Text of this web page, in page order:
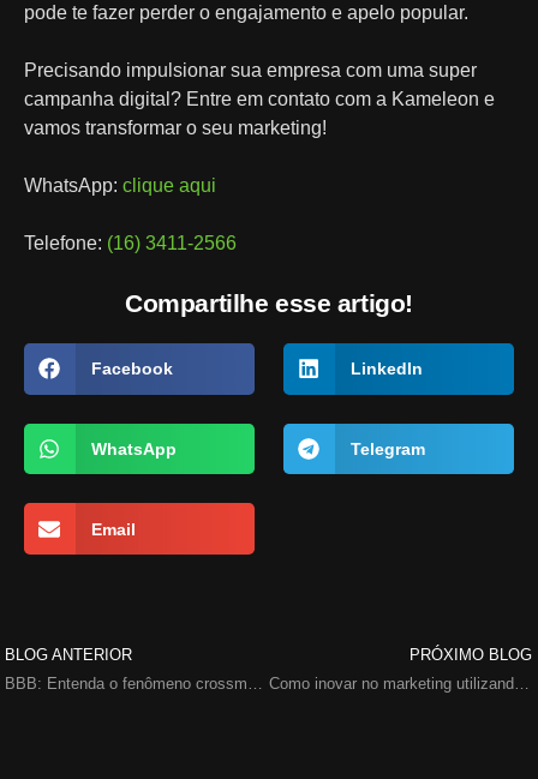
pode te fazer perder o engajamento e apelo popular.
Precisando impulsionar sua empresa com uma super
campanha digital? Entre em contato com a Kameleon e
vamos transformar o seu marketing!
WhatsApp: clique aqui
Telefone: (16) 3411-2566
Compartilhe esse artigo!
Facebook LinkedIn
WhatsApp Telegram
Email
BLOG ANTERIOR
BBB: Entenda o fenômeno crossmedia de marketing
PRÓXIMO BLOG
Como inovar no marketing utilizando Data Science?